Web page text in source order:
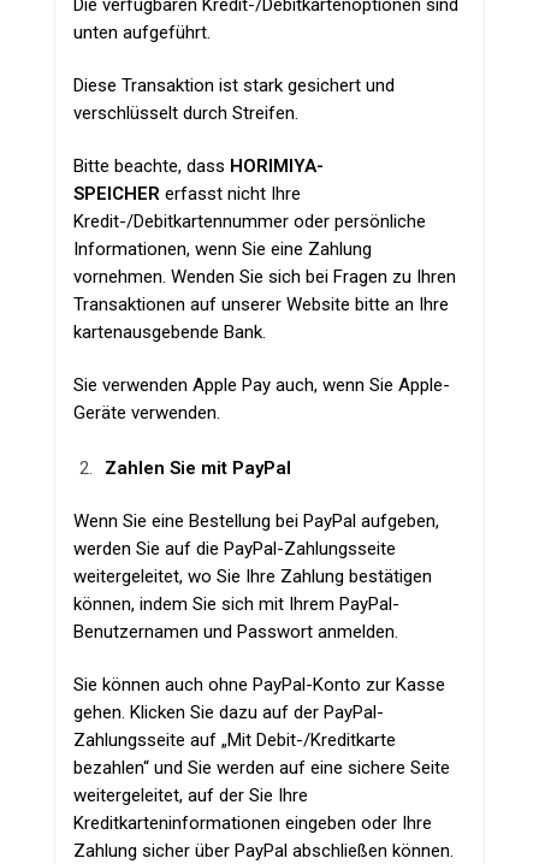
Die verfügbaren Kredit-/Debitkartenoptionen sind
unten aufgeführt.
Diese Transaktion ist stark gesichert und
verschlüsselt durch Streifen.
Bitte beachte, dass HORIMIYA-
SPEICHER erfasst nicht Ihre
Kredit-/Debitkartennummer oder persönliche
Informationen, wenn Sie eine Zahlung
vornehmen. Wenden Sie sich bei Fragen zu Ihren
Transaktionen auf unserer Website bitte an Ihre
kartenausgebende Bank.
Sie verwenden Apple Pay auch, wenn Sie Apple-
Geräte verwenden.
Zahlen Sie mit PayPal
Wenn Sie eine Bestellung bei PayPal aufgeben,
werden Sie auf die PayPal-Zahlungsseite
weitergeleitet, wo Sie Ihre Zahlung bestätigen
können, indem Sie sich mit Ihrem PayPal-
Benutzernamen und Passwort anmelden.
Sie können auch ohne PayPal-Konto zur Kasse
gehen. Klicken Sie dazu auf der PayPal-
Zahlungsseite auf „Mit Debit-/Kreditkarte
bezahlen“ und Sie werden auf eine sichere Seite
weitergeleitet, auf der Sie Ihre
Kreditkarteninformationen eingeben oder Ihre
Zahlung sicher über PayPal abschließen können.